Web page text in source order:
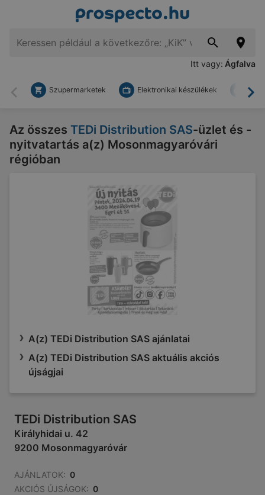
Itt vagy: Ágfalva
Vissza
Szupermarketek Elektronikai készülékek
Az összes TEDi Distribution SAS-üzlet és -
nyitvatartás a(z) Mosonmagyaróvári
régióban
A(z) TEDi Distribution SAS ajánlatai
A(z) TEDi Distribution SAS aktuális akciós
újságjai
TEDi Distribution SAS
Királyhidai u. 42
9200 Mosonmagyaróvár
AJÁNLATOK: 0
AKCIÓS ÚJSÁGOK: 0